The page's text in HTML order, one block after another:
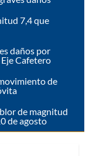
7,4 que
daños por
Cafetero
de
de magnitud
de agosto